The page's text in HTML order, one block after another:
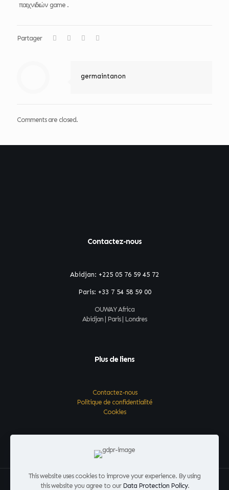
παιχνιδιών game .
Partager
germaintanon
Comments are closed.
Contactez-nous
Abidjan: +225 05 76 59 45 72
Paris: +33 7 54 58 59 00
OUWAY Africa
Abidjan | Paris | Londres
Plus de liens
Contactez-nous
Politique de confidentialité
Cookies
This website uses cookies to improve your experience. By using
this website you agree to our Data Protection Policy.